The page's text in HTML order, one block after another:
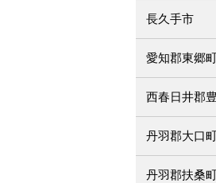
長久手市
愛知郡東郷
西春日井郡
丹羽郡大口
丹羽郡扶桑